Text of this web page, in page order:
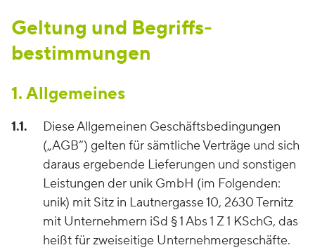
Geltung und Begriffs­
bestimmungen
1. Allgemeines
1.1.
Diese Allgemeinen Geschäftsbedingungen
(„AGB“) gelten für sämtliche Verträge und sich
daraus ergebende Lieferungen und sonstigen
Leistungen der unik GmbH (im Folgenden:
unik) mit Sitz in Lautnergasse 10, 2630 Ternitz
mit Unternehmern iSd § 1 Abs 1 Z 1 KSchG, das
heißt für zweiseitige Unternehmergeschäfte.